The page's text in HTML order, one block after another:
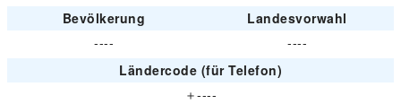
Bevölkerung
Landesvorwahl
----
----
Ländercode (für Telefon)
＋----